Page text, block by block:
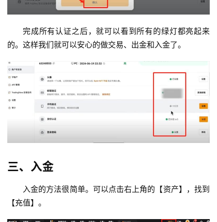
完成所有认证之后，就可以看到所有的绿灯都亮起来
的。这样我们就可以安心的做交易、出金和入金了。
三、入金
入金的方法很简单。可以点击右上角的【资产】，找到
【充值】。